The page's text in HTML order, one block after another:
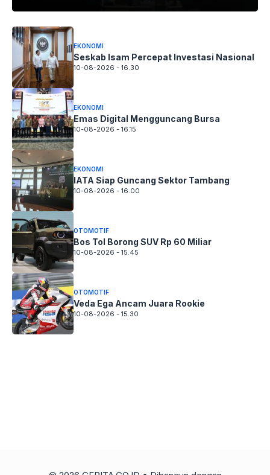
EKONOMI
Seskab Isam Percepat Investasi Nasional
10-08-2026 - 16.30
EKONOMI
Emas Digital Mengguncang Bursa
10-08-2026 - 16.15
EKONOMI
IATA Siap Guncang Sektor Tambang
10-08-2026 - 16.00
OTOMOTIF
Bos Tol Borong SUV Rp 60 Miliar
10-08-2026 - 15.45
OTOMOTIF
Veda Ega Ancam Juara Rookie
10-08-2026 - 15.30